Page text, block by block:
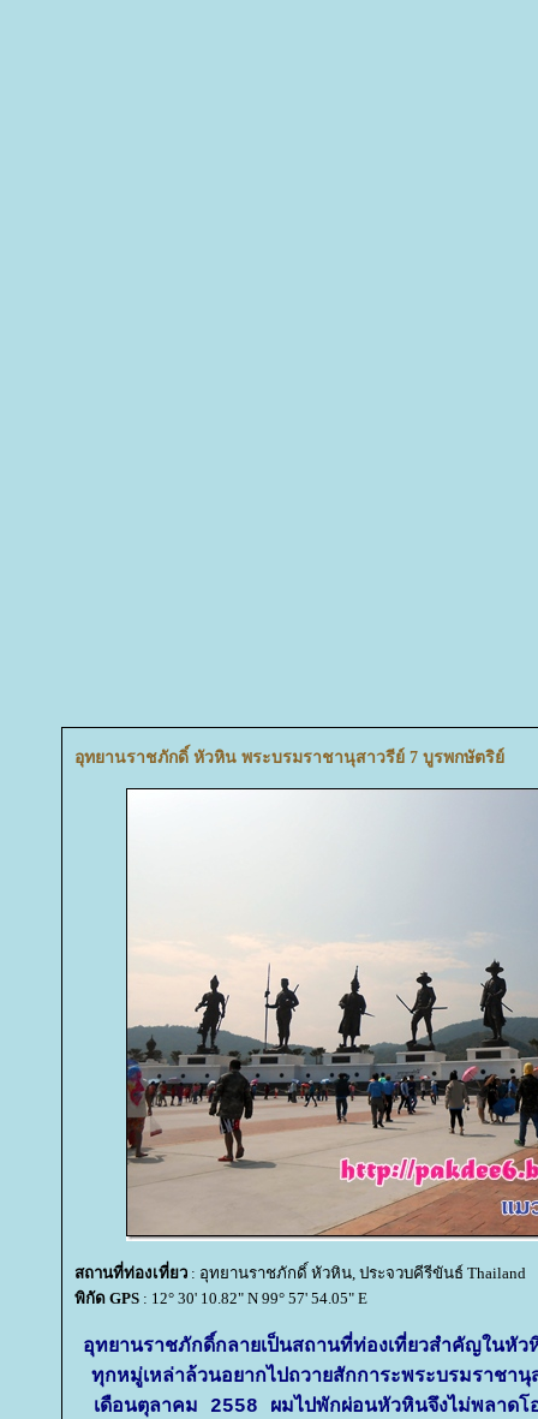
อุทยานราชภักดิ์ หัวหิน พระบรมราชานุสาวรีย์ 7 บูรพกษัตริย์
สถานที่ท่องเที่ยว : อุทยานราชภักดิ์ หัวหิน, ประจวบคีรีขันธ์ Thailand
พิกัด GPS : 12° 30' 10.82" N 99° 57' 54.05" E
อุทยานราชภักดิ์กลายเป็นสถานที่ท่องเที่ยวสำคัญในหัว
ทุกหมู่เหล่าล้วนอยากไปถวายสักการะพระบรมราช
เดือนตุลาคม 2558 ผมไปพักผ่อนหัวหินจึงไม่พลาด